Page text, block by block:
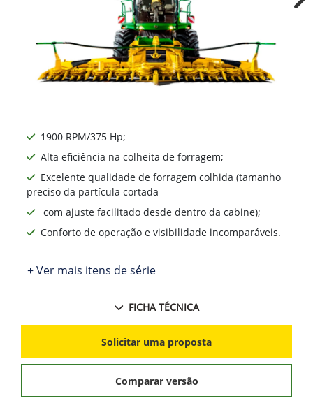
1900 RPM/375 Hp;
Alta eficiência na colheita de forragem;
Excelente qualidade de forragem colhida (tamanho
preciso da partícula cortada
com ajuste facilitado desde dentro da cabine);
Conforto de operação e visibilidade incomparáveis.
+ Ver mais itens de série
FICHA TÉCNICA
Solicitar uma proposta
Comparar versão